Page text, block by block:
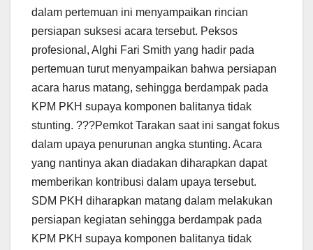
dalam pertemuan ini menyampaikan rincian
persiapan suksesi acara tersebut. Peksos
profesional, Alghi Fari Smith yang hadir pada
pertemuan turut menyampaikan bahwa persiapan
acara harus matang, sehingga berdampak pada
KPM PKH supaya komponen balitanya tidak
stunting. ???Pemkot Tarakan saat ini sangat fokus
dalam upaya penurunan angka stunting. Acara
yang nantinya akan diadakan diharapkan dapat
memberikan kontribusi dalam upaya tersebut.
SDM PKH diharapkan matang dalam melakukan
persiapan kegiatan sehingga berdampak pada
KPM PKH supaya komponen balitanya tidak